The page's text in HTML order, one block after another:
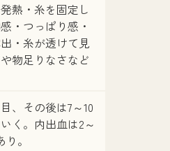
熱・糸を固定し
・つっぱり感・
・糸が透けて見
物足りなさなど
、その後は7～10
く。内出血は2～
。